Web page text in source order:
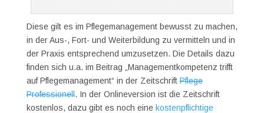
Diese gilt es im Pflegemanagement bewusst zu machen,
in der Aus-, Fort- und Weiterbildung zu vermitteln und in
der Praxis entsprechend umzusetzen. Die Details dazu
finden sich u.a. im Beitrag „Managementkompetenz trifft
auf Pflegemanagement“ in der ZeitschriftPflege
Professionell. In der Onlineversion ist die Zeitschrift
kostenlos, dazu gibt es noch eine kostenpflichtige